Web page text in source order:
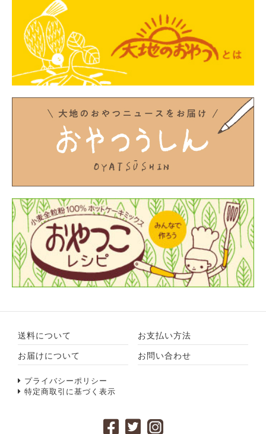
送料について お支払い方法
お届けについて お問い合わせ
プライバシーポリシー
特定商取引に基づく表示